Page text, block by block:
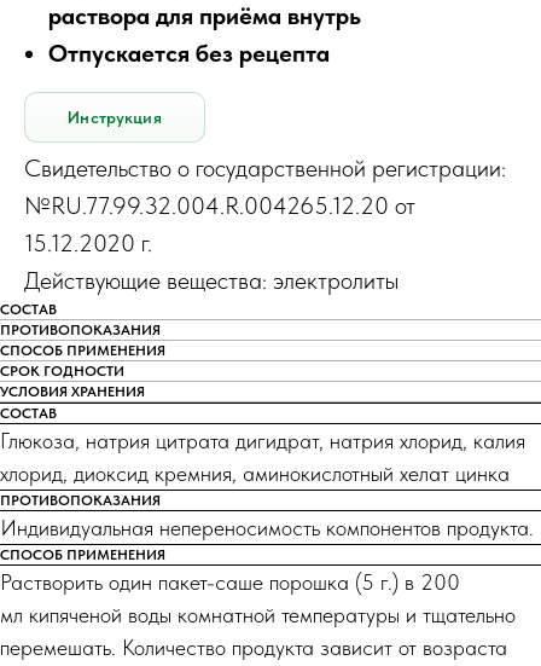
раствора для приёма внутрь
Отпускается без рецепта
Инструкция
Свидетельство о государственной регистрации:
№RU.77.99.32.004.R.004265.12.20 от
15.12.2020 г.
Действующие вещества: электролиты
СОСТАВ
ПРОТИВОПОКАЗАНИЯ
СПОСОБ ПРИМЕНЕНИЯ
СРОК ГОДНОСТИ
УСЛОВИЯ ХРАНЕНИЯ
СОСТАВ
Глюкоза, натрия цитрата дигидрат, натрия хлорид, калия
хлорид, диоксид кремния, аминокислотный хелат цинка
ПРОТИВОПОКАЗАНИЯ
Индивидуальная непереносимость компонентов продукта.
СПОСОБ ПРИМЕНЕНИЯ
Растворить один пакет-саше порошка (5 г.) в 200
мл кипяченой воды комнатной температуры и тщательно
перемешать. Количество продукта зависит от возраста